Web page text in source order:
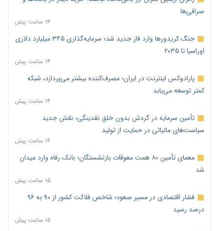
صرافی‌ها
۱۴ ساعت پیش
جنگ کریدورها وارد فاز جدید شد؛ سرمایه‌گذاری ۳۴۵ میلیارد دلاری
اوراسیا تا ۲۰۳۵
۱۴ ساعت پیش
پارادوکس اینترنت در ایران؛ مصرف‌کننده بیشتر می‌پردازد، شبکه
کمتر توسعه می‌یابد
۱۴ ساعت پیش
تأمین سرمایه در گردش بدون خلق نقدینگی؛ نقش جدید
سیاست‌های مالیاتی در حمایت از تولید
۱۴ ساعت پیش
معمای تأمین ۸۰ همت معوقات بازنشستگان؛ بانک رفاه وارد میدان
شد
۱۵ ساعت پیش
فشار اقتصادی در مسیر صعود؛ شاخص فلاکت کشور از ۹۰ به ۹۶
درصد رسید
۱۵ ساعت پیش